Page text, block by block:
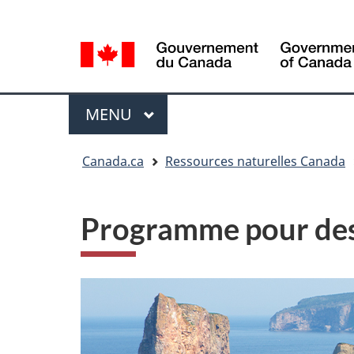
de
la
langue
selection
Menu
MENU PRINCIPAL
Canada.ca Ressources naturelles Canada
Programme pour